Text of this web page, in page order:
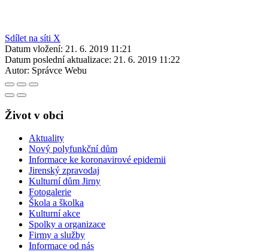
Sdílet na síti X
Datum vložení: 21. 6. 2019 11:21
Datum poslední aktualizace: 21. 6. 2019 11:22
Autor: Správce Webu
Život v obci
Aktuality
Nový polyfunkční dům
Informace ke koronavirové epidemii
Jirenský zpravodaj
Kulturní dům Jirny
Fotogalerie
Škola a školka
Kulturní akce
Spolky a organizace
Firmy a služby
Informace od nás